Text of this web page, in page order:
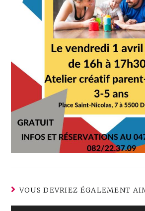
VOUS DEVRIEZ ÉGALEMENT